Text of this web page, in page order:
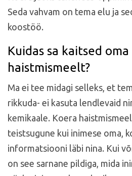
Seda vahvam on tema elu ja
koostöö.
Kuidas sa kaitsed
haistmismeelt?
Ma ei tee midagi selleks, et
rikkuda- ei kasuta lendlevaid
kemikaale. Koera
teistsugune kui inimese oma,
informatsiooni läbi nina. Kui
on see sarnane pildiga, mida